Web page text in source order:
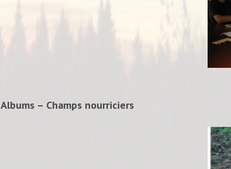
Albums – Champs nourriciers